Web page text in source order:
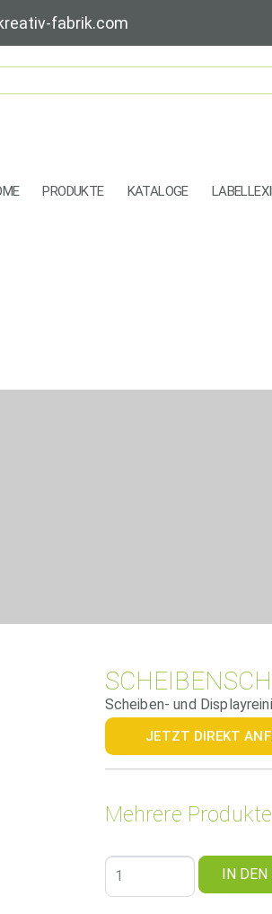
fabrik.com
PRODUKTE KATALOGE
Scheiben- und
JETZT DIREKT
Mehrere
IN DEN